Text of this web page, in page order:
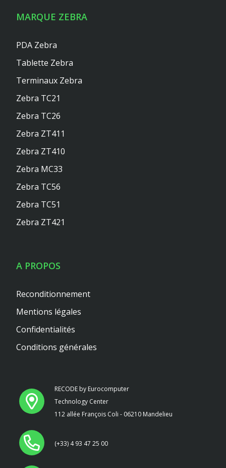
RECODE by Eurocomputer
Technology Center
112 allée François Coli - 06210 Mandelieu
(+33) 4 93 47 25 00
MARQUE ZEBRA
PDA Zebra
Tablette Zebra
Terminaux Zebra
Zebra TC21
Zebra TC26
Zebra ZT411
Zebra ZT410
Zebra MC33
Zebra TC56
Zebra TC51
Zebra ZT421
A PROPOS
Reconditionnement
Mentions légales
Confidentialités
Conditions générales